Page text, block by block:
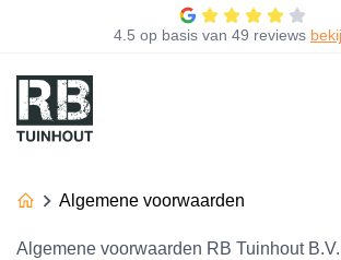
4.5 op basis van 49 reviews
Algemene voorwaarden
Algemene voorwaarden RB Tuinhout B.V.